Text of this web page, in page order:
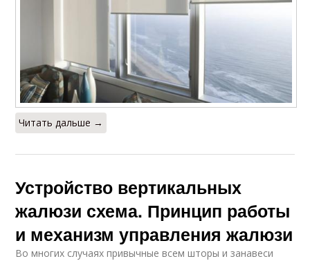
Читать дальше →
Устройство вертикальных
жалюзи схема. Принцип работы
и механизм управления жалюзи
Во многих случаях привычные всем шторы и занавеси